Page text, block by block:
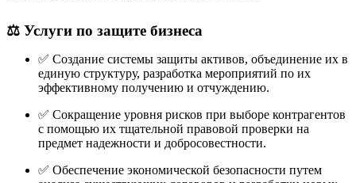
⚖️ Услуги по защите бизнеса
✅ Создание системы защиты активов, объединение их в
единую структуру, разработка мероприятий по их
эффективному получению и отчуждению.
✅ Сокращение уровня рисков при выборе контрагентов
с помощью их тщательной правовой проверки на
предмет надежности и добросовестности.
✅ Обеспечение экономической безопасности путем